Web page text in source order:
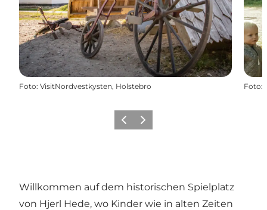
Foto: VisitNordvestkysten, Holstebro Foto:
ZurückWeiter
Willkommen auf dem historischen Spielplatz
von Hjerl Hede, wo Kinder wie in alten Zeiten